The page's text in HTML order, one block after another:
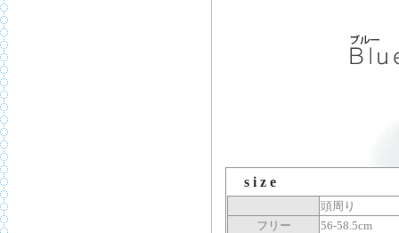
s i z e
頭周り
フリー
56-58.5cm